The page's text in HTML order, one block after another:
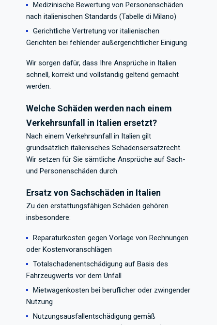
Medizinische Bewertung von Personenschäden
nach italienischen Standards (Tabelle di Milano)
Gerichtliche Vertretung vor italienischen
Gerichten bei fehlender außergerichtlicher Einigung
Wir sorgen dafür, dass Ihre Ansprüche in Italien
schnell, korrekt und vollständig geltend gemacht
werden.
Welche Schäden werden nach einem
Verkehrsunfall in Italien ersetzt?
Nach einem Verkehrsunfall in Italien gilt
grundsätzlich italienisches Schadensersatzrecht.
Wir setzen für Sie sämtliche Ansprüche auf Sach-
und Personenschäden durch.
Ersatz von Sachschäden in Italien
Zu den erstattungsfähigen Schäden gehören
insbesondere:
Reparaturkosten gegen Vorlage von Rechnungen
oder Kostenvoranschlägen
Totalschadenentschädigung auf Basis des
Fahrzeugwerts vor dem Unfall
Mietwagenkosten bei beruflicher oder zwingender
Nutzung
Nutzungsausfallentschädigung gemäß